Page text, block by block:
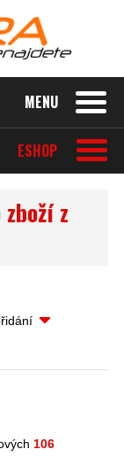
MENU
ESHOP
zboží z
106